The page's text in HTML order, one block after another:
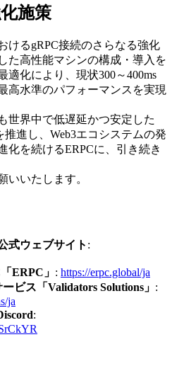
施策
けるgRPC接続のさらなる強化
た高性能マシンの構成・導入を
適化により、現状300～400ms
高水準のパフォーマンスを実現
世界中で低遅延かつ安定した
推進し、Web3エコシステムの発
化を続けるERPCに、引き続き
いいたします。
式ウェブサイト :
ERPC」 : https://erpc.global/ja
ビス「Validators Solutions」 :
ja
: